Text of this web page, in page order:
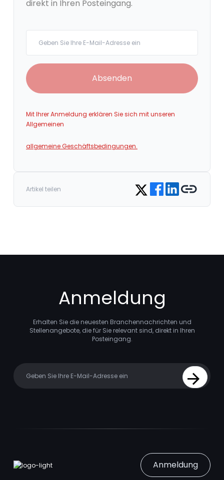
direkt in Ihren Posteingang.
Absenden
Mit Ihrer Anmeldung erklären Sie sich mit unseren
Allgemeinen
allgemeine Geschäftsbedingungen.
Artikel teilen Share on Twitter
Share on Facebook
Share on LinkedIn
Copy link
Anmeldung
Erhalten Sie die neuesten Branchennachrichten und
Stellenangebote, die für Sie relevant sind, direkt in Ihren
Posteingang.
Sign Up
Anmeldung